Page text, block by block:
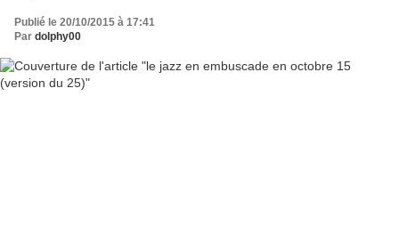
Publié le 20/10/2015 à 17:41
Par dolphy00